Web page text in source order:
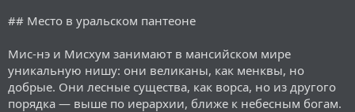
## Место в уральском пантеоне
Мис-нэ и Мисхум занимают в мансийском мире
уникальную нишу: они великаны, как менквы, но
добрые. Они лесные существа, как ворса, но из другого
порядка — выше по иерархии, ближе к небесным богам.